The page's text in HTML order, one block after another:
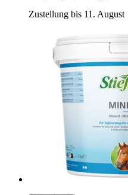
Zustellung bis 11. August